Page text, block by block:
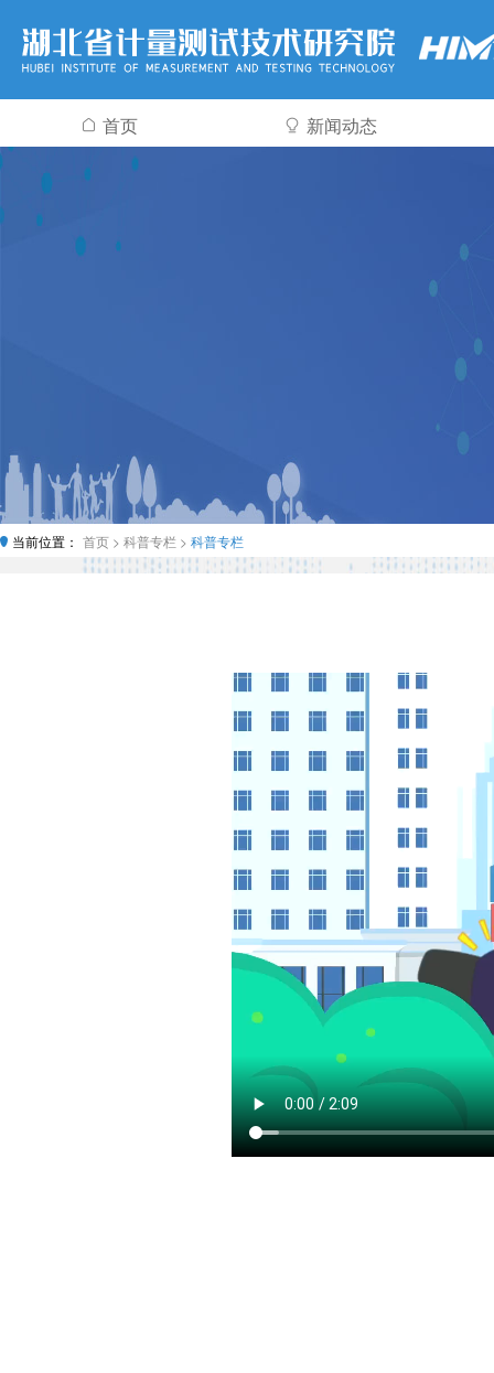
首页 新闻动态
当前位置： 首页 > 科普专栏 > 科普专栏